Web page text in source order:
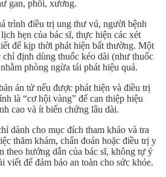
gan, phổi, xương.
trình điều trị ung thư vú, người bệnh
hẹn của bác sĩ, thực hiện các xét
để kịp thời phát hiện bất thường. Một
định dùng thuốc kéo dài (như thuốc
phòng ngừa tái phát hiệu quả.
án tử nếu được phát hiện và điều trị
là “cơ hội vàng” để can thiệp hiệu
cao và ít biến chứng lâu dài.
dành cho mục đích tham khảo và tra
thăm khám, chẩn đoán hoặc điều trị y
theo hướng dẫn của bác sĩ, không tự ý
viết để đảm bảo an toàn cho sức khỏe.